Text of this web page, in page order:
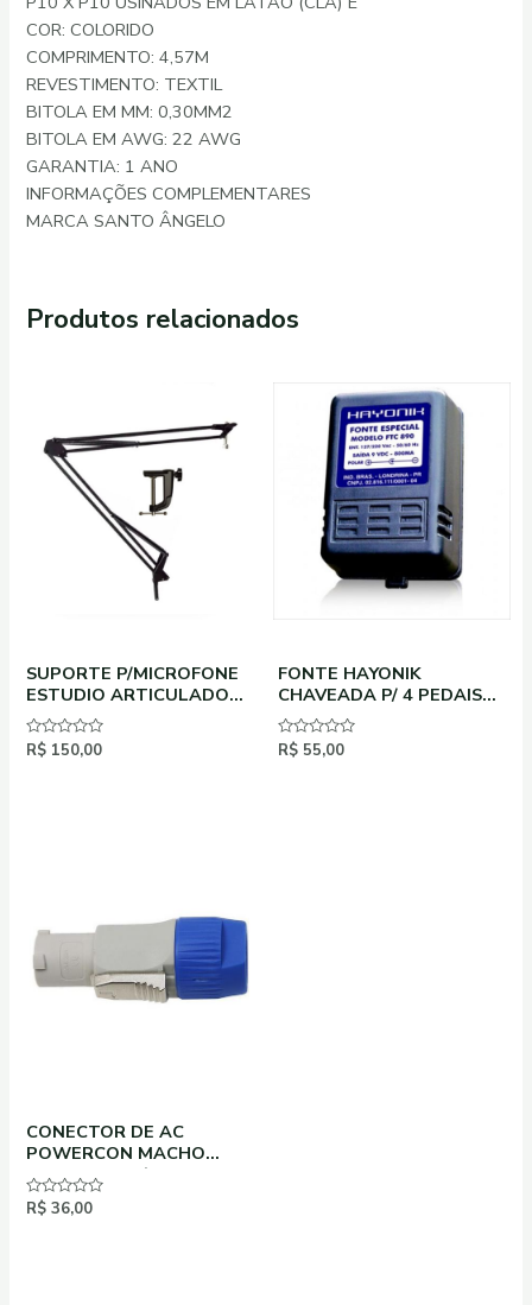
COR: COLORIDO
COMPRIMENTO: 4,57M
REVESTIMENTO: TEXTIL
BITOLA EM MM: 0,30MM2
BITOLA EM AWG: 22 AWG
GARANTIA: 1 ANO
INFORMAÇÕES COMPLEMENTARES
MARCA SANTO ÂNGELO
Produtos relacionados
SUPORTE P/MICROFONE
ESTUDIO ARTICULADO
VOKAL VSA60
Avaliação
R$ 150,00
FONTE HAYONIK
CHAVEADA P/ 4 PEDAIS
9VDC 1A C-
Avaliação
R$ 55,00
CONECTOR DE AC
POWERCON MACHO
BRANCO 20A/250V –
SAIDA
Avaliação
R$ 36,00